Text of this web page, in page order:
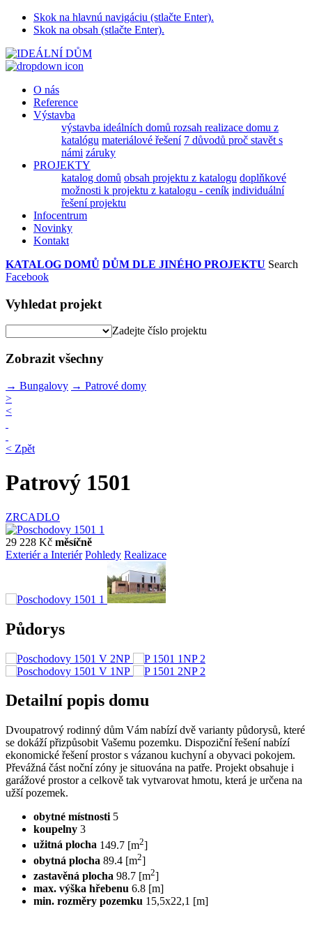
Skok na hlavnú navigáciu (stlačte Enter).
Skok na obsah (stlačte Enter).
O nás
Reference
Výstavba
výstavba ideálních domů rozsah realizace domu z
katalógu materiálové řešení 7 důvodů proč stavět s
námi záruky
PROJEKTY
katalog domů obsah projektu z katalogu doplňkové
možnosti k projektu z katalogu - ceník individuální
řešení projektu
Infocentrum
Novinky
Kontakt
KATALOG DOMŮ DŮM DLE JINÉHO PROJEKTU Search
Facebook
Vyhledat projekt
Zadejte číslo projektu
Zobrazit všechny
→ Bungalovy → Patrové domy
>
<
< Zpět
Patrový 1501
ZRCADLO
29 228 Kč měsíčně
Exteriér a Interiér Pohledy Realizace
Půdorys
Detailní popis domu
Dvoupatrový rodinný dům Vám nabízí dvě varianty půdorysů, které
se dokáží přizpůsobit Vašemu pozemku. Dispoziční řešení nabízí
ekonomické řešení prostor s vázanou kuchyní a obyvaci pokojem.
Převážná část noční zóny je situována na patře. Projekt obsahuje i
garážové prostor a celkově tak vytvarovat hmotu, která je určena na
užší pozemek.
obytné místnosti 5
koupelny 3
užitná plocha 149.7 [m2]
obytná plocha 89.4 [m2]
zastavěná plocha 98.7 [m2]
max. výška hřebenu 6.8 [m]
min. rozměry pozemku 15,5x22,1 [m]